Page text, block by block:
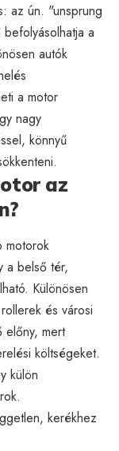
az ún. "unsprung
a
autók
a motor
nagy
könnyű
az
motorok
a belső tér,
Különösen
és városi
előny, mert
költségeket.
külön
kerékhez